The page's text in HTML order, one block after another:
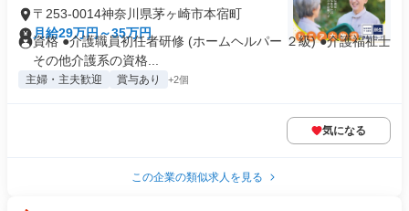
〒253-0014神奈川県茅ヶ崎市本宿町
月給29万円～35万円
資格 ●介護職員初任者研修 (ホームヘルパー ２級) ●介護福祉士
その他介護系の資格...
主婦・主夫歓迎 賞与あり +2個
気になる
この企業の類似求人を見る